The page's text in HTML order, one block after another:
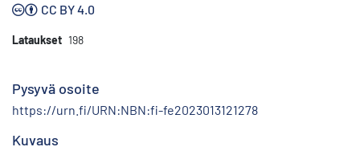
CC BY 4.0
Lataukset 198
Pysyvä osoite
https://urn.fi/URN:NBN:fi-fe2023013121278
Kuvaus